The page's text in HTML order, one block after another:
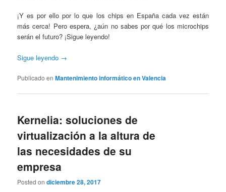
¡Y es por ello por lo que los chips en España cada vez están
más cerca! Pero espera, ¿aún no sabes por qué los microchips
serán el futuro? ¡Sigue leyendo!
Sigue leyendo →
Publicado en Mantenimiento informático en Valencia
Kernelia: soluciones de
virtualización a la altura de
las necesidades de su
empresa
Posted ondiciembre 28, 2017